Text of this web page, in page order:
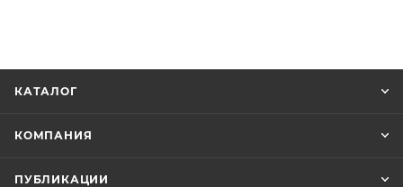
КАТАЛОГ
КОМПАНИЯ
ПУБЛИКАЦИИ